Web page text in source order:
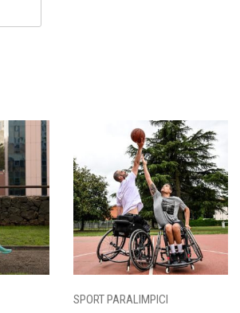
SPORT PARALIMPICI